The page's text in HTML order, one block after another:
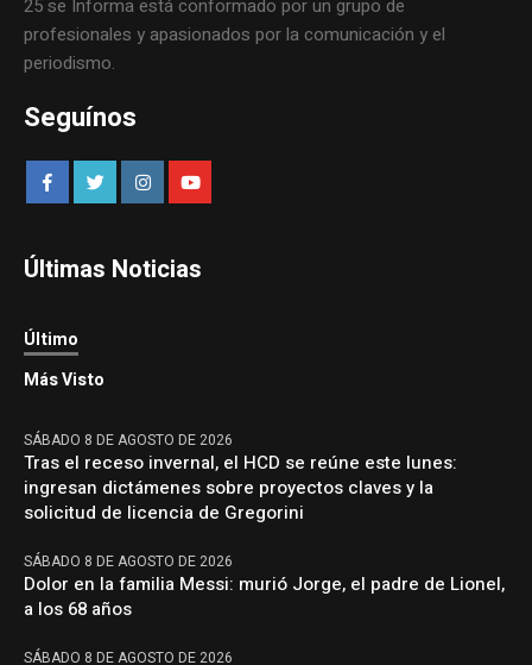
25 se Informa está conformado por un grupo de
profesionales y apasionados por la comunicación y el
periodismo.
Seguínos
Últimas Noticias
Último
Más Visto
SÁBADO 8 DE AGOSTO DE 2026
Tras el receso invernal, el HCD se reúne este lunes:
ingresan dictámenes sobre proyectos claves y la
solicitud de licencia de Gregorini
SÁBADO 8 DE AGOSTO DE 2026
Dolor en la familia Messi: murió Jorge, el padre de Lionel,
a los 68 años
SÁBADO 8 DE AGOSTO DE 2026